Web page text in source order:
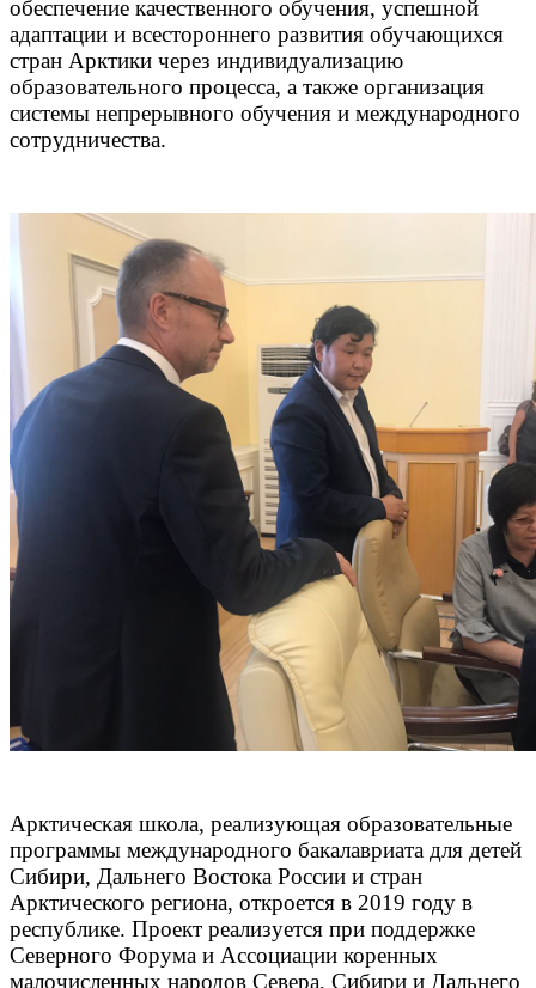
обеспечение качественного обучения, успешной
адаптации и всестороннего развития обучающихся
стран Арктики через индивидуализацию
образовательного процесса, а также организация
системы непрерывного обучения и международного
сотрудничества.
Арктическая школа, реализующая образовательные
программы международного бакалавриата для детей
Сибири, Дальнего Востока России и стран
Арктического региона, откроется в 2019 году в
республике. Проект реализуется при поддержке
Северного Форума и Ассоциации коренных
малочисленных народов Севера, Сибири и Дальнего